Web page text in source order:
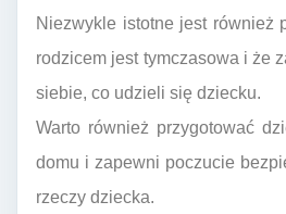
Niezwykle istotne jest również
rodzicem jest tymczasowa i że
siebie, co udzieli się dziecku.
Warto również przygotować
domu i zapewni poczucie
rzeczy dziecka.